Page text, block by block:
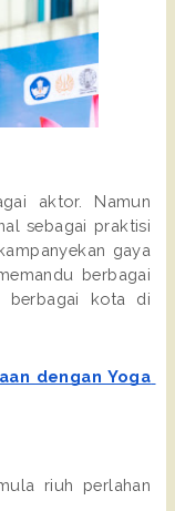
aktor. Namun
sebagai praktisi
gaya
berbagai
berbagai kota di
dengan Yoga
riuh perlahan